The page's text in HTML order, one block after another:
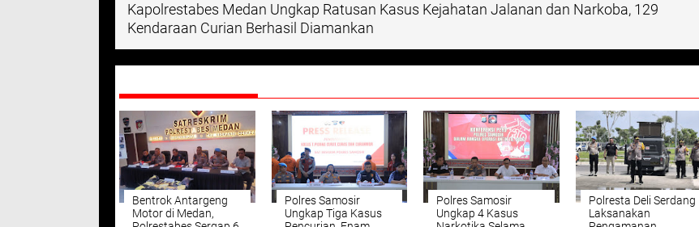
Kapolrestabes Medan Ungkap Ratusan Kasus Kejahatan Jalanan dan Narkoba, 129
Kendaraan Curian Berhasil Diamankan
Bentrok Antargeng
Motor di Medan,
Polres Samosir
Ungkap Tiga Kasus
Polres Samosir
Ungkap 4 Kasus
Polresta Deli Serdang
Laksanakan